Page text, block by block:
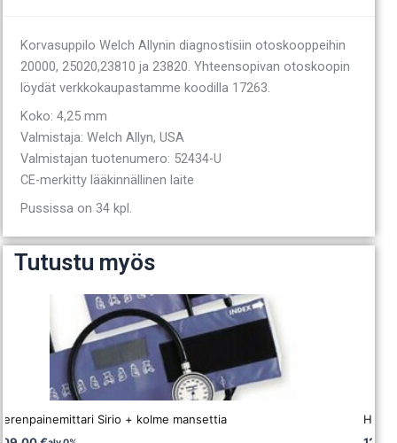
Korvasuppilo Welch Allynin diagnostisiin otoskooppeihin
20000, 25020,23810 ja 23820. Yhteensopivan otoskoopin
löydät verkkokaupastamme koodilla 17263.
Koko: 4,25 mm
Valmistaja: Welch Allyn, USA
Valmistajan tuotenumero: 52434-U
CE-merkitty lääkinnällinen laite
Pussissa on 34 kpl.
Tutustu myös
Sirio + kolme mansettia